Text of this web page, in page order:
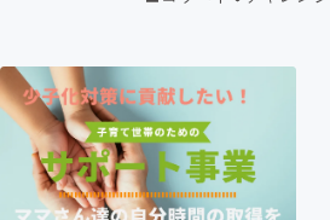
テクノロジー・ガジェット
映像・映画